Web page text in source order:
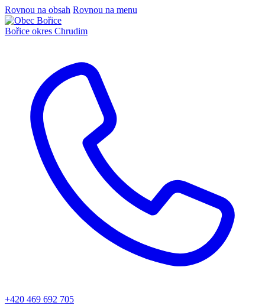
Rovnou na obsah Rovnou na menu
Bořice okres Chrudim
+420 469 692 705